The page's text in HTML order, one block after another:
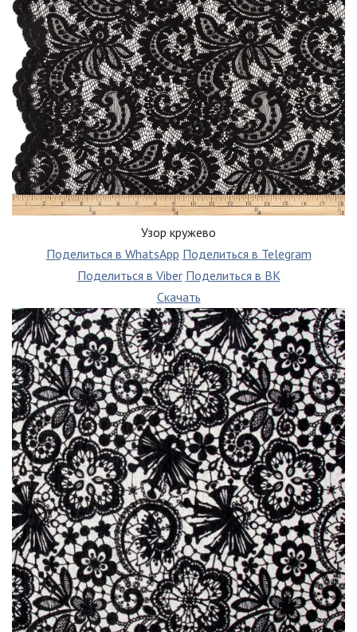
Узор кружево
Поделиться в WhatsApp Поделиться в Telegram
Поделиться в Viber Поделиться в ВК
Скачать